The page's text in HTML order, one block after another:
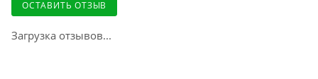
Доставка курьером СДЭК по России
ОСТАВИТЬ ОТЗЫВ
Загрузка отзывов...